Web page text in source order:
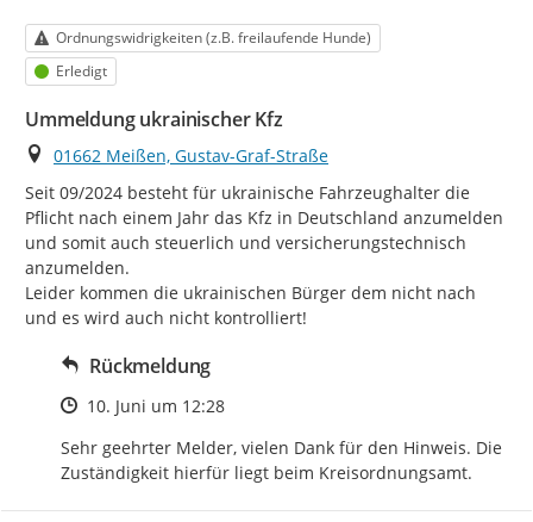
Kategorie
Ordnungswidrigkeiten (z.B. freilaufende Hunde)
Status
Erledigt
Ummeldung ukrainischer Kfz
Ort
01662 Meißen, Gustav-Graf-Straße
Seit 09/2024 besteht für ukrainische Fahrzeughalter die
Pflicht nach einem Jahr das Kfz in Deutschland anzumelden
und somit auch steuerlich und versicherungstechnisch
anzumelden.
Leider kommen die ukrainischen Bürger dem nicht nach
und es wird auch nicht kontrolliert!
Rückmeldung
Zeitpunkt des Erstellens
10. Juni um 12:28
Sehr geehrter Melder, vielen Dank für den Hinweis. Die
Zuständigkeit hierfür liegt beim Kreisordnungsamt.